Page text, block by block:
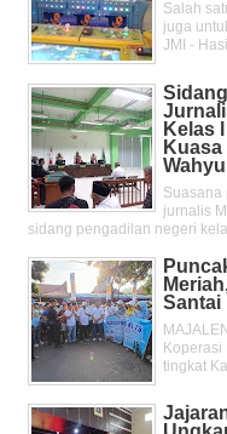
Salah
juga
JMI -
Kelas
Suasana
jurnalis
sidang pengadilan negeri
Santai
Koperasi
tingkat